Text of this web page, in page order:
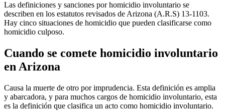
Las definiciones y sanciones por homicidio involuntario se
describen en los estatutos revisados ​​de Arizona (A.R.S) 13-1103.
Hay cinco situaciones de homicidio que pueden clasificarse como
homicidio culposo.
Cuando se comete homicidio involuntario
en Arizona
Causa la muerte de otro por imprudencia. Esta definición es amplia
y abarcadora, y para muchos cargos de homicidio involuntario, esta
es la definición que clasifica un acto como homicidio involuntario.